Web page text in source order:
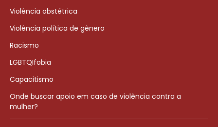
Violência obstétrica
Violência política de gênero
Racismo
LGBTQIfobia
Capacitismo
Onde buscar apoio em caso de violência contra a
mulher?